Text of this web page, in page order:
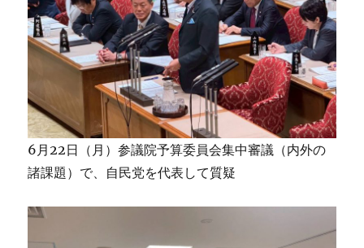
6月22日（月）参議院予算委員会集中審議（内外の
諸課題）で、自民党を代表して質疑